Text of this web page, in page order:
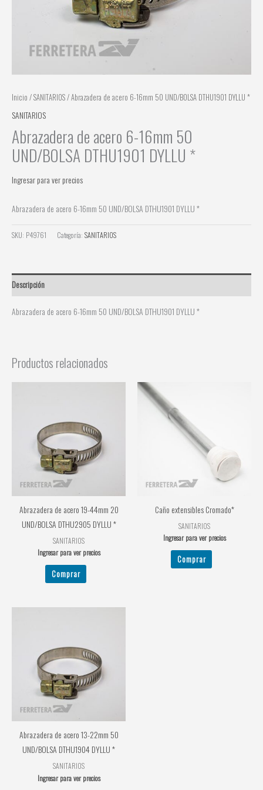
Inicio /SANITARIOS/ Abrazadera de acero 6-16mm 50 UND/BOLSA DTHU1901 DYLLU *
SANITARIOS
Abrazadera de acero 6-16mm 50
UND/BOLSA DTHU1901 DYLLU *
Ingresar para ver precios
Abrazadera de acero 6-16mm 50 UND/BOLSA DTHU1901 DYLLU *
SKU: P49761 Categoría: SANITARIOS
Descripción
Abrazadera de acero 6-16mm 50 UND/BOLSA DTHU1901 DYLLU *
Productos relacionados
Abrazadera de acero 19-44mm 20
UND/BOLSA DTHU2905 DYLLU *
SANITARIOS
Ingresar para ver precios
Comprar
Caño extensibles Cromado*
SANITARIOS
Ingresar para ver precios
Comprar
Abrazadera de acero 13-22mm 50
UND/BOLSA DTHU1904 DYLLU *
SANITARIOS
Ingresar para ver precios